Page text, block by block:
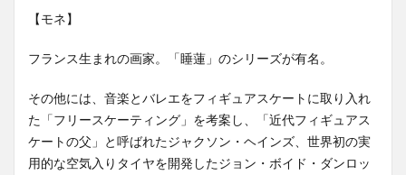
【モネ】
フランス生まれの画家。「睡蓮」のシリーズが有名。
その他には、音楽とバレエをフィギュアスケートに取り入れ
た「フリースケーティング」を考案し、「近代フィギュアス
ケートの父」と呼ばれたジャクソン・ヘインズ、世界初の実
用的な空気入りタイヤを開発したジョン・ボイド・ダンロッ